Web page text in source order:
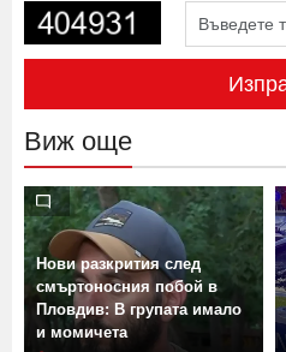
Виж още
Нови разкрития след
смъртоносния побой в